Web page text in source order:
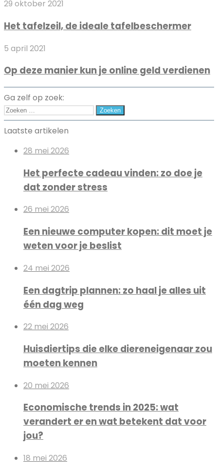
Het
de
tafelbeschermer
29 oktober 2021
Het tafelzeil, de ideale tafelbeschermer
Op
manier
kun
je
online
geld
verdienen
5 april 2021
Op deze manier kun je online geld verdienen
Ga zelf op zoek:
Zoeken
naar:
Laatste artikelen
28 mei 2026
Het perfecte cadeau vinden: zo doe je
dat zonder stress
26 mei 2026
Een nieuwe computer kopen: dit moet je
weten voor je beslist
24 mei 2026
Een dagtrip plannen: zo haal je alles uit
één dag weg
22 mei 2026
Huisdiertips die elke diereneigenaar zou
moeten kennen
20 mei 2026
Economische trends in 2025: wat
verandert er en wat betekent dat voor
jou?
18 mei 2026